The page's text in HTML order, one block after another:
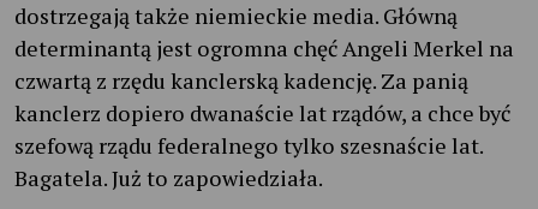
dostrzegają także niemieckie media. Główną
determinantą jest ogromna chęć Angeli Merkel na
czwartą z rzędu kanclerską kadencję. Za panią
kanclerz dopiero dwanaście lat rządów, a chce być
szefową rządu federalnego tylko szesnaście lat.
Bagatela. Już to zapowiedziała.